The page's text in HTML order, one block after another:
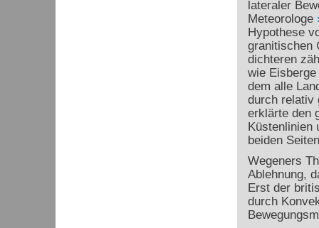
lateraler
Meteorologe
Hypothese
granitischen
dichteren
wie
dem alle
durch relativ
erklärte den
Küstenlinien
beiden
Wegeners
Ablehnung,
Erst der
durch